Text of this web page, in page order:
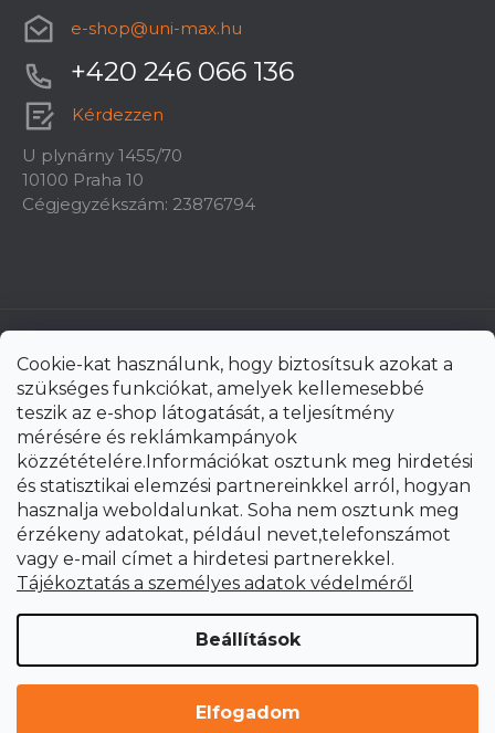
Cookie-kat használunk, hogy biztosítsuk azokat a
szükséges funkciókat, amelyek kellemesebbé
teszik az e-shop látogatását, a teljesítmény
mérésére és reklámkampányok
közzétételére.Információkat osztunk meg hirdetési
és statisztikai elemzési partnereinkkel arról, hogyan
hasznalja weboldalunkat. Soha nem osztunk meg
érzékeny adatokat, például nevet,telefonszámot
vagy e-mail címet a hirdetesi partnerekkel.
Tájékoztatás a személyes adatok védelméről
Beállítások
Elfogadom
e-shop@uni-max.hu
+420 246 066 136
Kérdezzen
U plynárny 1455/70
10100 Praha 10
Cégjegyzékszám: 23876794
Shoptet Premium készítette
beállítások szerkesztése